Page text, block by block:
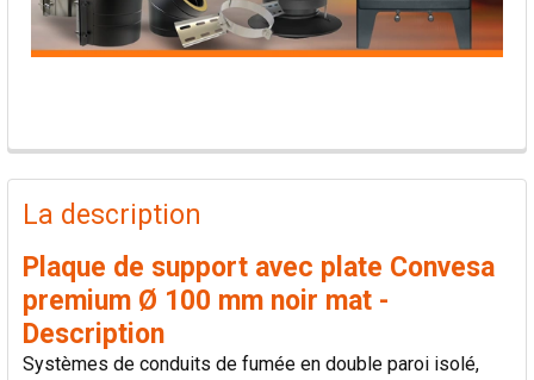
PRODUITS
FRÉQUEMMENT
ACHETÉS
TOUT
SÉLECTIONNER
La description
Plaque de support avec plate Convesa
premium Ø 100 mm noir mat -
Description
Systèmes de conduits de fumée en double paroi isolé,